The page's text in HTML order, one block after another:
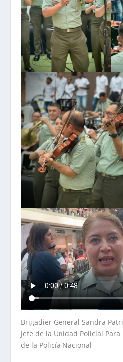
Brigadier General Sandra
Jefe de la Unidad Policial Para
de la Policía Nacional